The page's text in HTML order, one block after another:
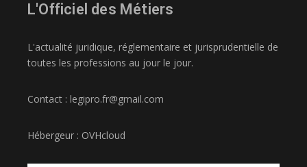
L'Officiel des Métiers
L'actualité juridique, réglementaire et jurisprudentielle de
toutes les professions au jour le jour.
Contact : legipro.fr@gmail.com
Hébergeur : OVHcloud